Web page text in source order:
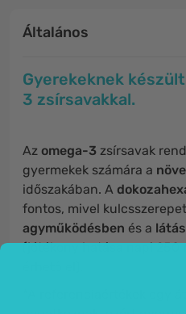
Általános
Gyerekeknek
3 zsírsavakkal.
Az omega-3 zsírsavak
gyermekek számára a
időszakában. A
fontos, mivel
agyműködésben és a
(jótékony hatása napi 250